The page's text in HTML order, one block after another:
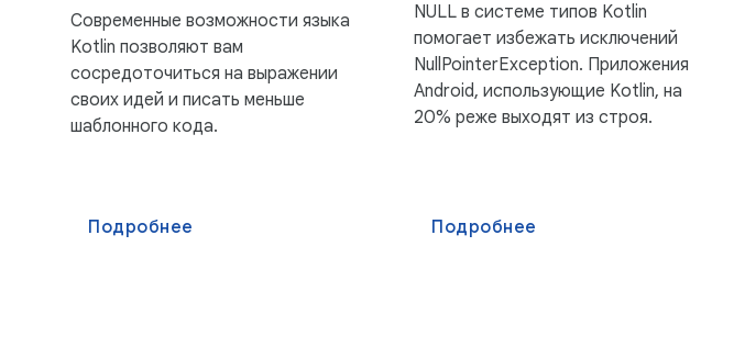
Современные возможности языка
Kotlin позволяют вам
сосредоточиться на выражении
своих идей и писать меньше
шаблонного кода.
Подробнее
NULL в системе типов Kotlin
помогает избежать исключений
NullPointerException. Приложения
Android, использующие Kotlin, на
20% реже выходят из строя.
Подробнее